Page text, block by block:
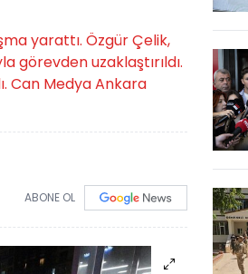
yarattı. Özgür Çelik,
görevden uzaklaştırıldı.
Can Medya Ankara
ABONE OL